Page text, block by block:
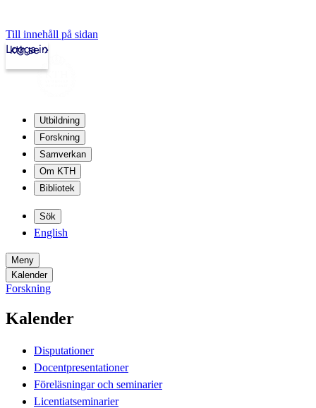
Till innehåll på sidan
kth.se
Logga in
Utbildning
Forskning
Samverkan
Om KTH
Bibliotek
Sök
English
Meny
Kalender
Forskning
Kalender
Disputationer
Docentpresentationer
Föreläsningar och seminarier
Licentiatseminarier